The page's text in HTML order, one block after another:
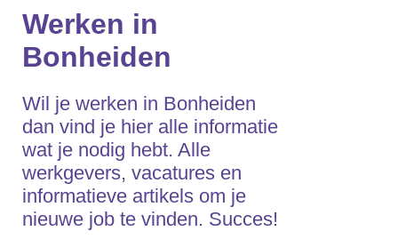
Werken in
Bonheiden
Wil je werken in Bonheiden
dan vind je hier alle informatie
wat je nodig hebt. Alle
werkgevers, vacatures en
informatieve artikels om je
nieuwe job te vinden. Succes!